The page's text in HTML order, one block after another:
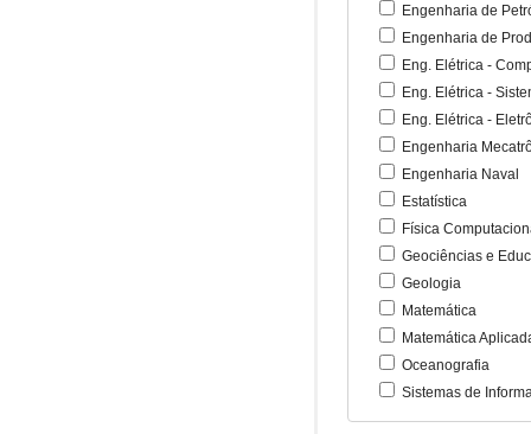
Engenharia de
Engenharia de
Eng. Elétrica -
Eng. Elétrica -
Eng. Elétrica -
Engenharia
Engenharia Naval
Estatística
Física
Geociências e
Geologia
Matemática
Matemática
Oceanografia
Sistemas de